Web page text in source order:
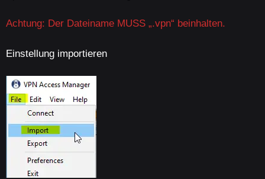
Achtung: Der Dateiname MUSS „.vpn“ beinhalten.
Einstellung importieren